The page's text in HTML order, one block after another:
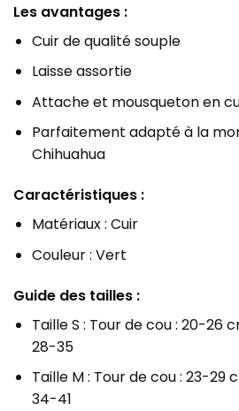
Les avantages :
Cuir de qualité souple
Laisse assortie
Attache et mousqueton en
Parfaitement adapté à la
Chihuahua
Caractéristiques :
Matériaux : Cuir
Couleur : Vert
Guide des tailles :
Taille S : Tour de cou : 20-26
28-35
Taille M : Tour de cou : 23-29
34-41